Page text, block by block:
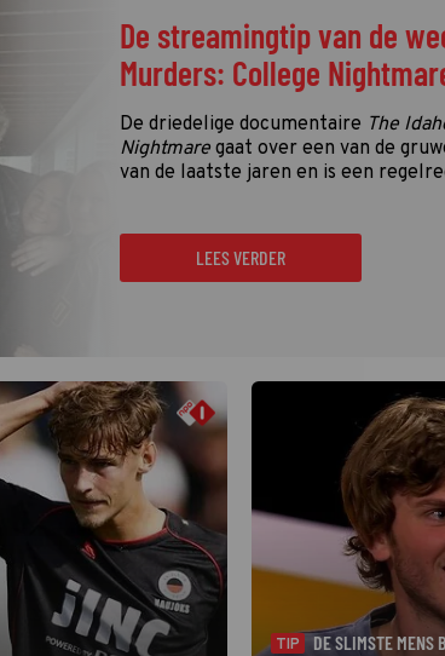
De streamingtip van de
Murders: College
De driedelige documentaire The
Nightmare gaat over een van de
van de laatste jaren en is een
LEES VERDER
TIP
DE SLIMSTE MENS